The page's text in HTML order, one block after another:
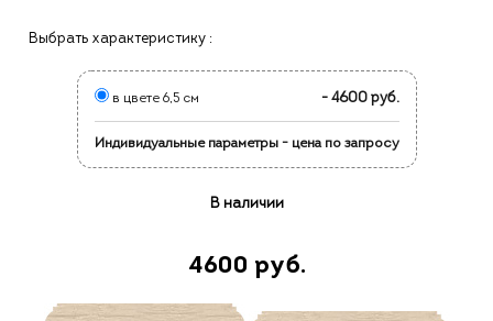
Выбрать характеристику :
в цвете 6,5 см - 4600 руб.
Индивидуальные параметры - цена по запросу
В наличии
4600 руб.